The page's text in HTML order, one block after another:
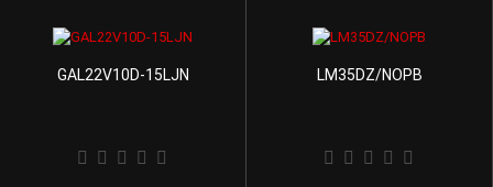
GAL22V10D-15LJN LM35DZ/NOPB